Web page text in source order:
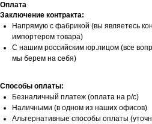
Оплата
Заключение контракта:
Напрямую с фабрикой (вы являетесь
импортером товара)
С нашим российским юр.лицом (все
мы берем на себя)
Способы оплаты:
Безналичный платеж (оплата на р/с)
Наличными (в одном из наших офисов)
Альтернативные способы оплаты